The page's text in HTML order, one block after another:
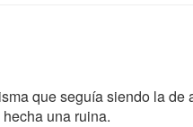
que seguía siendo la de
una ruina.